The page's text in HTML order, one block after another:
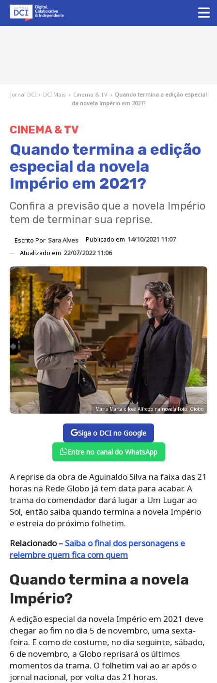
Jornal DCI › DCI Mais › Cinema & TV › Quando termina a edição especial
da novela Império em 2021?
CINEMA & TV
Quando termina a edição
especial da novela
Império em 2021?
Confira a previsão que a novela Império
tem de terminar sua reprise.
Escrito Por Sara Alves Publicado em 14/10/2021 11:07
Atualizado em 22/07/2022 11:06
Maria Marta e José Alfredo na novela Foto: Globo
Siga o DCI no Google
Entre no canal do WhatsApp
A reprise da obra de Aguinaldo Silva na faixa das 21
horas na Rede Globo já tem data para acabar. A
trama do comendador dará lugar a Um Lugar ao
Sol, então saiba quando termina a novela Império
e estreia do próximo folhetim.
Relacionado – Saiba o final dos personagens e
relembre quem fica com quem
Quando termina a novela
Império?
A edição especial da novela Império em 2021 deve
chegar ao fim no dia 5 de novembro, uma sexta-
feira. E como de costume, no dia seguinte, sábado,
6 de novembro, a Globo reprisará os últimos
momentos da trama. O folhetim vai ao ar após o
jornal nacional, por volta das 21 horas.